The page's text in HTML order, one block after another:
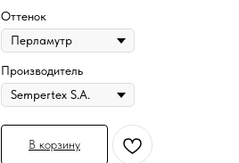
Оттенок
Производитель
В корзину